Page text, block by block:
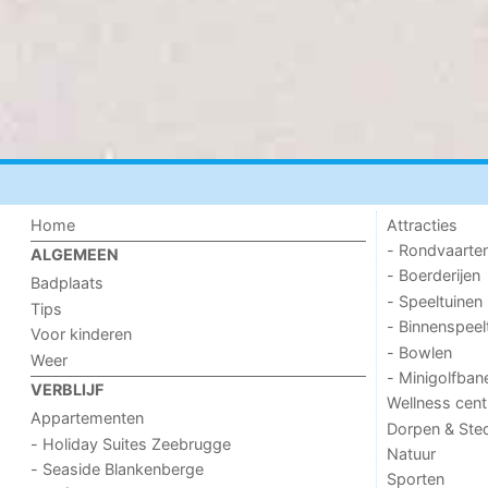
Home
ALGEMEEN
Badplaats
Tips
Voor kinderen
Weer
VERBLIJF
Appartementen
- Holiday Suites Zeebrugge
- Seaside Blankenberge
Attracties
-
- Boerderijen
- Speeltuinen
-
- Bowlen
-
Wellness
Dorpen &
Natuur
Sporten